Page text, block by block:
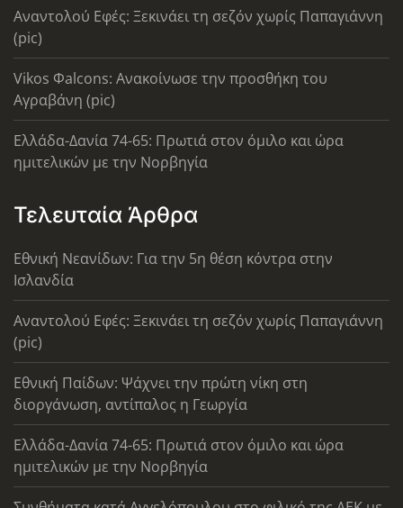
Αναντολού Εφές: Ξεκινάει τη σεζόν χωρίς Παπαγιάννη
(pic)
Vikos Φalcons: Ανακοίνωσε την προσθήκη του
Αγραβάνη (pic)
Ελλάδα-Δανία 74-65: Πρωτιά στον όμιλο και ώρα
ημιτελικών με την Νορβηγία
Τελευταία Άρθρα
Εθνική Νεανίδων: Για την 5η θέση κόντρα στην
Ισλανδία
Αναντολού Εφές: Ξεκινάει τη σεζόν χωρίς Παπαγιάννη
(pic)
Εθνική Παίδων: Ψάχνει την πρώτη νίκη στη
διοργάνωση, αντίπαλος η Γεωργία
Ελλάδα-Δανία 74-65: Πρωτιά στον όμιλο και ώρα
ημιτελικών με την Νορβηγία